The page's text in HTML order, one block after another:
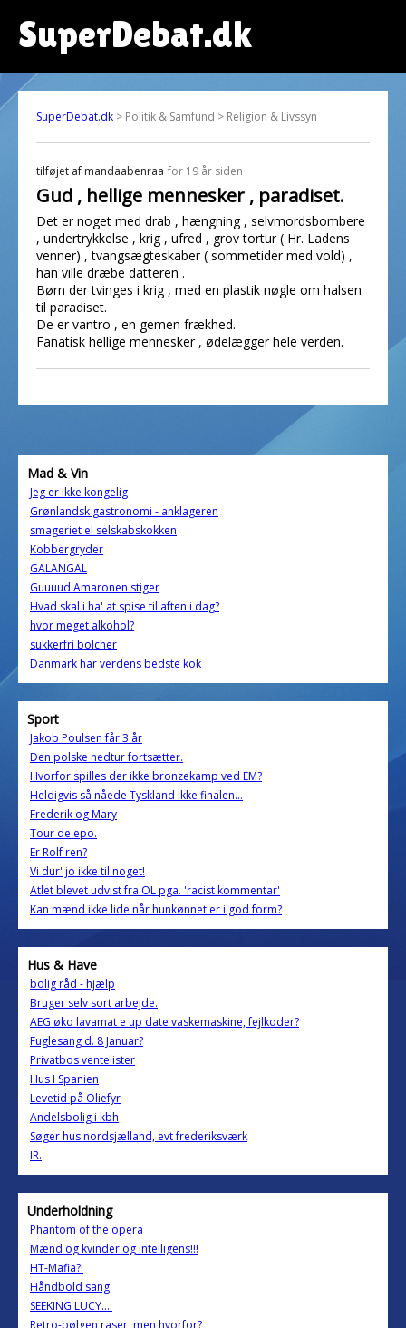
SuperDebat.dk
SuperDebat.dk > Politik & Samfund > Religion & Livssyn
tilføjet af mandaabenraa for 19 år siden
Gud , hellige mennesker , paradiset.
Det er noget med drab , hængning , selvmordsbombere
, undertrykkelse , krig , ufred , grov tortur ( Hr. Ladens
venner) , tvangsægteskaber ( sommetider med vold) ,
han ville dræbe datteren .
Børn der tvinges i krig , med en plastik nøgle om halsen
til paradiset.
De er vantro , en gemen frækhed.
Fanatisk hellige mennesker , ødelægger hele verden.
Mad & Vin
Jeg er ikke kongelig
Grønlandsk gastronomi - anklageren
smageriet el selskabskokken
Kobbergryder
GALANGAL
Guuuud Amaronen stiger
Hvad skal i ha' at spise til aften i dag?
hvor meget alkohol?
sukkerfri bolcher
Danmark har verdens bedste kok
Sport
Jakob Poulsen får 3 år
Den polske nedtur fortsætter.
Hvorfor spilles der ikke bronzekamp ved EM?
Heldigvis så nåede Tyskland ikke finalen...
Frederik og Mary
Tour de epo.
Er Rolf ren?
Vi dur' jo ikke til noget!
Atlet blevet udvist fra OL pga. 'racist kommentar'
Kan mænd ikke lide når hunkønnet er i god form?
Hus & Have
bolig råd - hjælp
Bruger selv sort arbejde.
AEG øko lavamat e up date vaskemaskine, fejlkoder?
Fuglesang d. 8 Januar?
Privatbos ventelister
Hus I Spanien
Levetid på Oliefyr
Andelsbolig i kbh
Søger hus nordsjælland, evt frederiksværk
IR.
Underholdning
Phantom of the opera
Mænd og kvinder og intelligens!!!
HT-Mafia?!
Håndbold sang
SEEKING LUCY....
Retro-bølgen raser, men hvorfor?